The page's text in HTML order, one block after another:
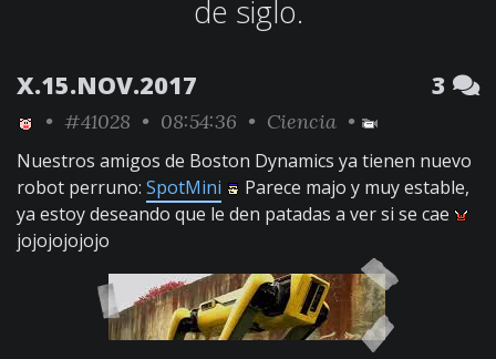
de siglo.
X.15.NOV.2017 3
• #41028 • 08:54:36 • Ciencia •
Nuestros amigos de Boston Dynamics ya tienen nuevo
robot perruno: SpotMini
Parece majo y muy estable,
ya estoy deseando que le den patadas a ver si se cae
jojojojojojo